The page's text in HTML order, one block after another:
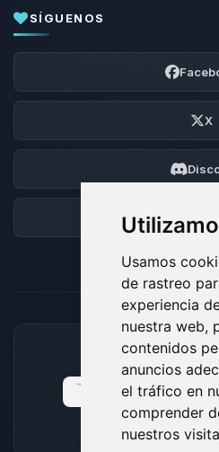
Usamos
de rastreo
experiencia
nuestra web,
contenidos
anuncios
el tráfico en
comprender
nuestros
SÍGUENOS
X
Foro
MÉTODOS DE